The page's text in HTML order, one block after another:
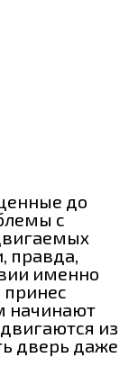
до
с
правда,
именно
начинают
из
дверь даже